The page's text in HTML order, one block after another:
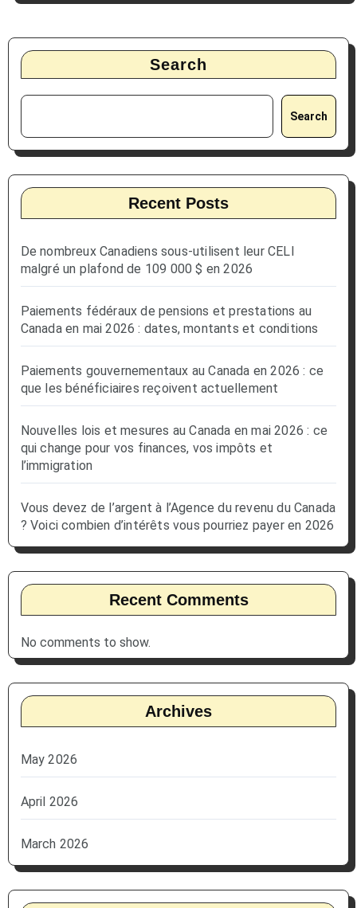
Search
Search
Recent Posts
De nombreux Canadiens sous-utilisent leur CELI
malgré un plafond de 109 000 $ en 2026
Paiements fédéraux de pensions et prestations au
Canada en mai 2026 : dates, montants et conditions
Paiements gouvernementaux au Canada en 2026 : ce
que les bénéficiaires reçoivent actuellement
Nouvelles lois et mesures au Canada en mai 2026 : ce
qui change pour vos finances, vos impôts et
l’immigration
Vous devez de l’argent à l’Agence du revenu du Canada
? Voici combien d’intérêts vous pourriez payer en 2026
Recent Comments
No comments to show.
Archives
May 2026
April 2026
March 2026